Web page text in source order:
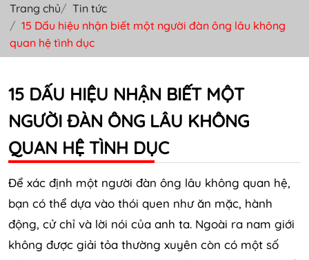
TRANG CHỦ
THUỐC KÍCH DỤC NỮ
THUỐC VIÊN KÍCH DỤC NAM
SẢN PHẨM KHÁC
Trang chủ
Tin tức
15 Dấu hiệu nhận biết một người đàn ông lâu không
quan hệ tình dục
15 DẤU HIỆU NHẬN BIẾT MỘT
NGƯỜI ĐÀN ÔNG LÂU KHÔNG
QUAN HỆ TÌNH DỤC
Để xác định một người đàn ông lâu không quan hệ,
bạn có thể dựa vào thói quen như ăn mặc, hành
động, cử chỉ và lời nói của anh ta. Ngoài ra nam giới
không được giải tỏa thường xuyên còn có một số